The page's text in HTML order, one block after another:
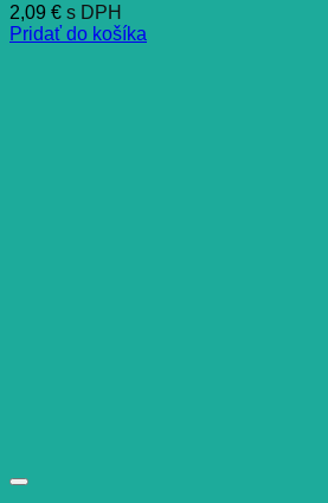
2,09 € s DPH
Pridať do košíka